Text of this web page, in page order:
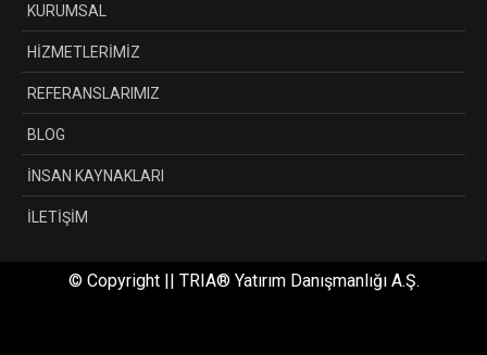
KURUMSAL
HİZMETLERİMİZ
REFERANSLARIMIZ
BLOG
İNSAN KAYNAKLARI
İLETİŞİM
© Copyright || TRIA® Yatırım Danışmanlığı A.Ş.